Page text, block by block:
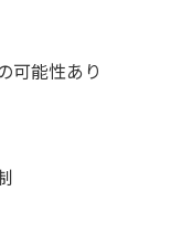
可能性あり